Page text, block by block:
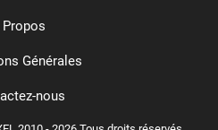
Propos
Générales
nous